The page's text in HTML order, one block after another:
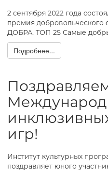
2 сентября 2022 года
премия
ДОБРА. ТОП 25 Самые
Подробнее...
игр!
Институт культурных
поздравляет юного